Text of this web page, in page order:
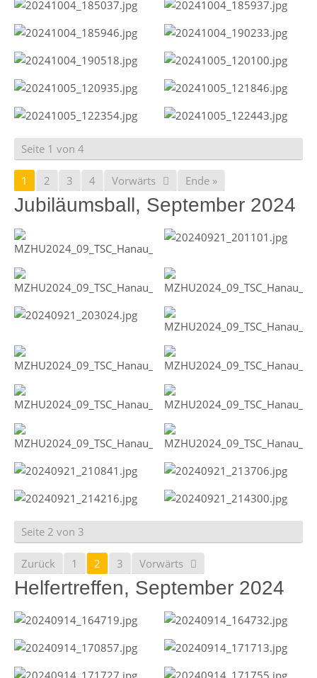
Seite 1 von 4
1 2 3 4 Vorwärts Ende »
Jubiläumsball, September 2024
Seite 2 von 3
Zurück 1 2 3 Vorwärts
Helfertreffen, September 2024